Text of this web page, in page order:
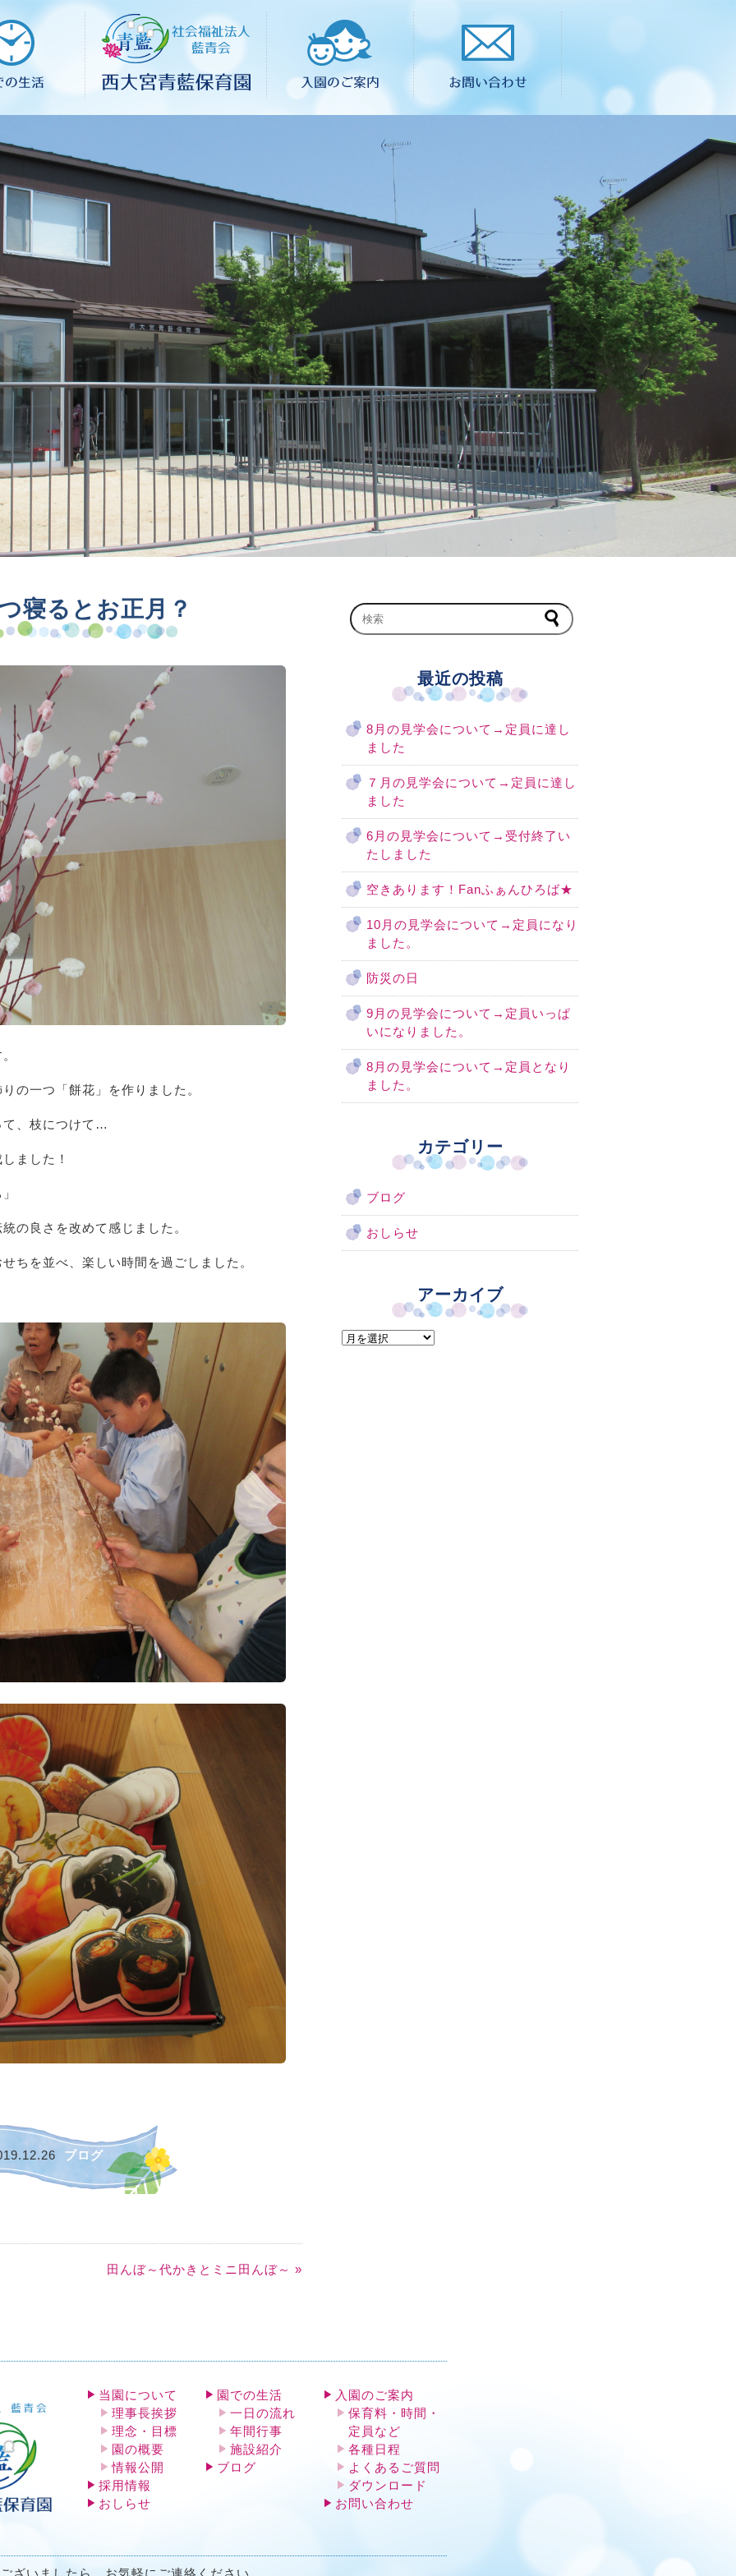
寝るとお正月？
の一つ「餅花」を作りました。
て、枝につけて…
ました！
の良さを改めて感じました。
ちを並べ、楽しい時間を過ごしました。
ブログ
田んぼ～代かきとミニ田んぼ～ »
最近の投稿
8月の見学会について→定員に達し
ました
７月の見学会について→定員に達し
ました
6月の見学会について→受付終了い
たしました
空きあります！Fanふぁんひろば★
10月の見学会について→定員になり
ました。
防災の日
9月の見学会について→定員いっぱ
いになりました。
8月の見学会について→定員となり
ました。
カテゴリー
ブログ
おしらせ
アーカイブ
ア
当園について
理事長挨拶
理念・目標
園の概要
情報公開
採用情報
おしらせ
園での生活
一日の流れ
年間行事
施設紹介
ブログ
入園のご案内
保育料・時間・
定員など
各種日程
よくあるご質問
ダウンロード
お問い合わせ
ざいましたら、お気軽にご連絡ください。